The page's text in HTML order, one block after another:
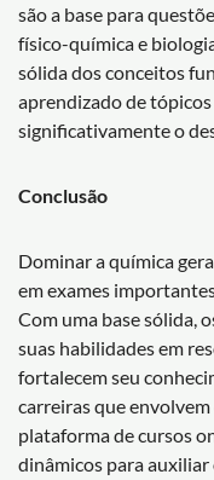
são a base para
físico-química e
sólida dos conceitos
aprendizado de
significativamente o
Conclusão
Dominar a química
em exames
Com uma base sólida,
suas habilidades em
fortalecem seu
carreiras que
plataforma de cursos
dinâmicos para auxiliar